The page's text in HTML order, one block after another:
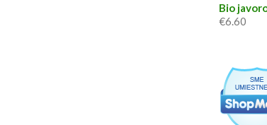
Bio
€6.60